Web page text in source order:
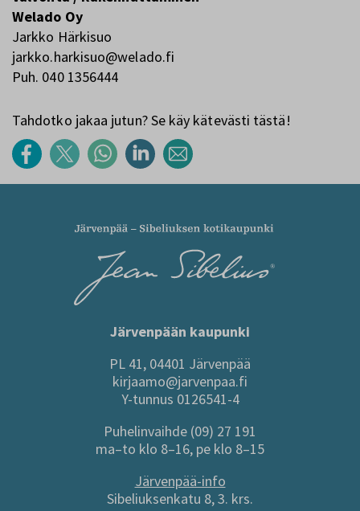
Welado Oy
Jarkko Härkisuo
jarkko.harkisuo@welado.fi
Puh. 040 1356444
Tahdotko jakaa jutun? Se käy kätevästi tästä!
Järvenpään kaupunki
PL 41, 04401 Järvenpää
kirjaamo@jarvenpaa.fi
Y-tunnus 0126541-4
Puhelinvaihde (09) 27 191
ma–to klo 8–16, pe klo 8–15
Järvenpää-info
Sibeliuksenkatu 8, 3. krs.